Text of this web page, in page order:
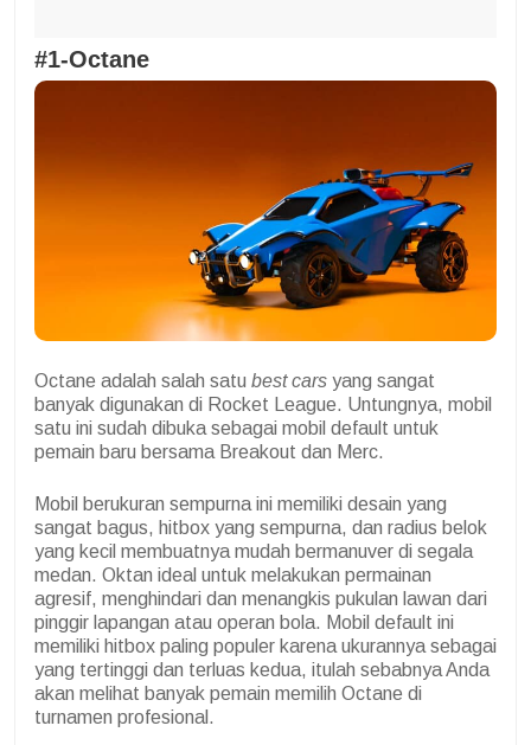
#1-Octane
Octane adalah salah satu best cars yang sangat
banyak digunakan di Rocket League. Untungnya, mobil
satu ini sudah dibuka sebagai mobil default untuk
pemain baru bersama Breakout dan Merc.
Mobil berukuran sempurna ini memiliki desain yang
sangat bagus, hitbox yang sempurna, dan radius belok
yang kecil membuatnya mudah bermanuver di segala
medan. Oktan ideal untuk melakukan permainan
agresif, menghindari dan menangkis pukulan lawan dari
pinggir lapangan atau operan bola. Mobil default ini
memiliki hitbox paling populer karena ukurannya sebagai
yang tertinggi dan terluas kedua, itulah sebabnya Anda
akan melihat banyak pemain memilih Octane di
turnamen profesional.